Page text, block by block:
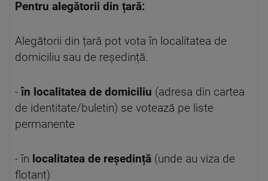
Pentru alegătorii din țară:
Alegătorii din țară pot vota în localitatea de
domiciliu sau de reședință.
-în localitatea de domiciliu (adresa din cartea
de identitate/buletin) se votează pe liste
permanente
- în localitatea de reședință (unde au viza de
flotant)